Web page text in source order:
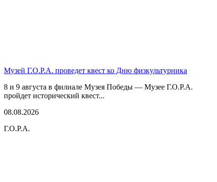
Музей Г.О.Р.А. проведет квест ко Дню физкультурника
8 и 9 августа в филиале Музея Победы — Музее Г.О.Р.А.
пройдет исторический квест...
08.08.2026
Г.О.Р.А.